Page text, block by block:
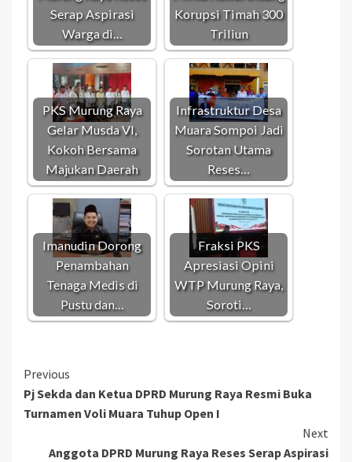
Serap Aspirasi
Warga di…
Korupsi Timah 300
Triliun
PKS Murung Raya
Gelar Musda VI,
Kokoh Bersama
Majukan Daerah
Infrastruktur Desa
Muara Sompoi Jadi
Sorotan Utama
Reses…
Imanudin Dorong
Penambahan
Tenaga Medis di
Pustu dan…
Fraksi PKS
Apresiasi Opini
WTP Murung Raya,
Soroti…
Continue
Reading
Previous
Pj Sekda dan Ketua DPRD Murung Raya Resmi Buka
Turnamen Voli Muara Tuhup Open I
Next
Anggota DPRD Murung Raya Reses Serap Aspirasi